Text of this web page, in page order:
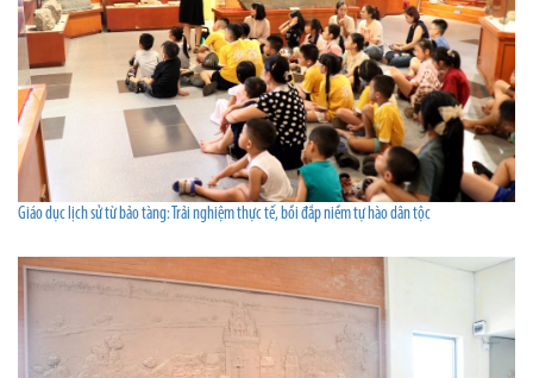
Giáo dục lịch sử từ bảo tàng: Trải nghiệm thực tế, bồi đắp niềm tự hào dân tộc